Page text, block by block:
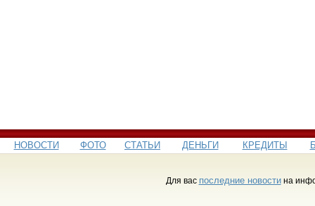
НОВОСТИ ФОТО СТАТЬИ ДЕНЬГИ КРЕДИТЫ
Для вас последние новостина